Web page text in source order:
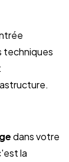
techniques
dans votre
la